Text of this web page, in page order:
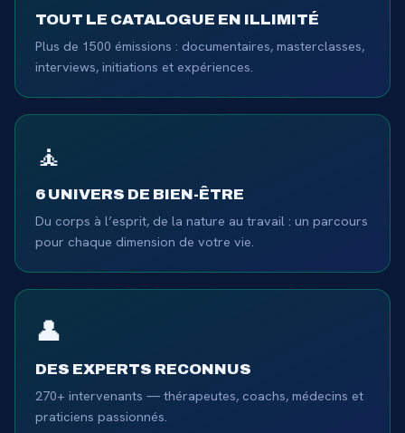
TOUT LE CATALOGUE EN ILLIMITÉ
Plus de 1500 émissions : documentaires, masterclasses,
interviews, initiations et expériences.
🧘
6 UNIVERS DE BIEN-ÊTRE
Du corps à l’esprit, de la nature au travail : un parcours
pour chaque dimension de votre vie.
👤
DES EXPERTS RECONNUS
270+ intervenants — thérapeutes, coachs, médecins et
praticiens passionnés.